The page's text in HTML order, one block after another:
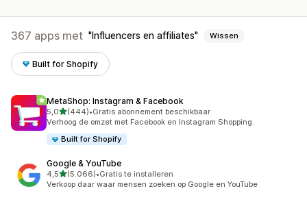
367 apps met Influencers en affiliates Wissen
Built for Shopify
MetaShop: Instagram & Facebook
5,0van 5 sterren
(444)
444 recensies in totaal
•Gratis abonnement beschikbaar
Verhoog de omzet met Facebook en Instagram Shopping.
Built for Shopify
Google & YouTube
4,5van 5 sterren
(5.066)
5066 recensies in totaal
•Gratis te installeren
Verkoop daar waar mensen zoeken op Google en YouTube